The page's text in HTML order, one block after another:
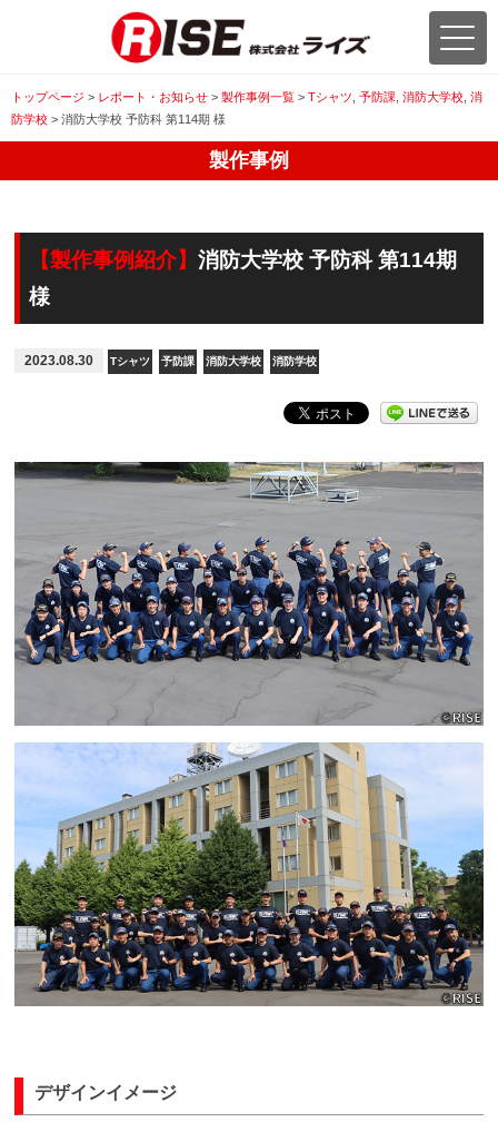
トップページ > レポート・お知らせ > 製作事例一覧 > Tシャツ 予防課 消防大学校 消
防学校 > 消防大学校 予防科 第114期 様
製作事例
【製作事例紹介】消防大学校 予防科 第114期
様
2023.08.30 Tシャツ 予防課 消防大学校 消防学校
デザインイメージ